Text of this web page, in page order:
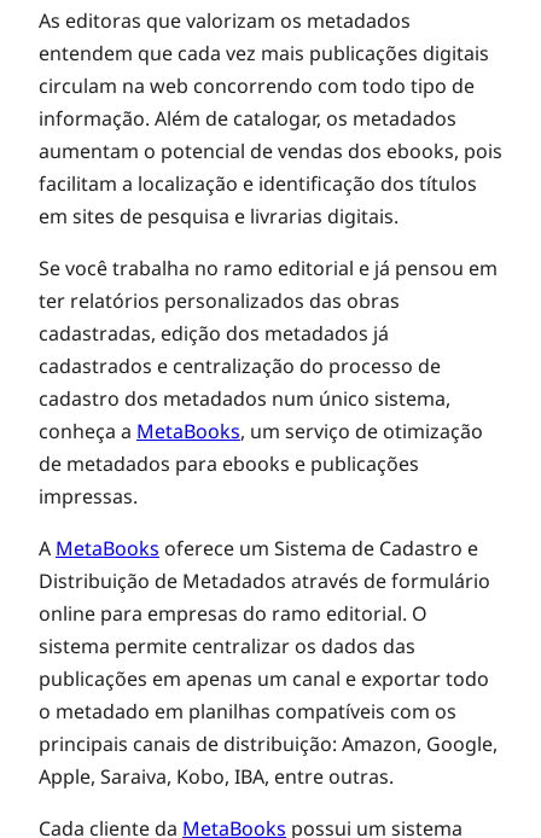
M
e
t
a
B
o
o
k
s
o
t
As editoras que valorizam os metadados
entendem que cada vez mais publicações digitais
circulam na web concorrendo com todo tipo de
informação. Além de catalogar, os metadados
aumentam o potencial de vendas dos ebooks, pois
facilitam a localização e identificação dos títulos
em sites de pesquisa e livrarias digitais.
Se você trabalha no ramo editorial e já pensou em
ter relatórios personalizados das obras
cadastradas, edição dos metadados já
cadastrados e centralização do processo de
cadastro dos metadados num único sistema,
conheça a MetaBooks, um serviço de otimização
de metadados para ebooks e publicações
impressas.
A MetaBooks oferece um Sistema de Cadastro e
Distribuição de Metadados através de formulário
online para empresas do ramo editorial. O
sistema permite centralizar os dados das
publicações em apenas um canal e exportar todo
o metadado em planilhas compatíveis com os
principais canais de distribuição: Amazon, Google,
Apple, Saraiva, Kobo, IBA, entre outras.
Cada cliente da MetaBooks possui um sistema